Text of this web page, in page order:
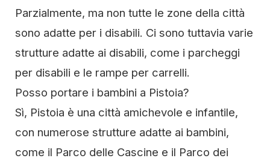
Parzialmente, ma non tutte le zone della città
sono adatte per i disabili. Ci sono tuttavia varie
strutture adatte ai disabili, come i parcheggi
per disabili e le rampe per carrelli.
Posso portare i bambini a Pistoia?
Sì, Pistoia è una città amichevole e infantile,
con numerose strutture adatte ai bambini,
come il Parco delle Cascine e il Parco dei